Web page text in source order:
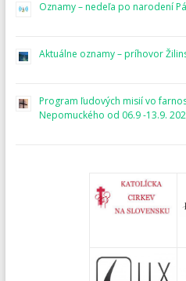
Oznamy – nedeľa po narodení
Aktuálne oznamy – príhovor
Program ľudových misií vo
Nepomuckého od 06.9 -13.9.